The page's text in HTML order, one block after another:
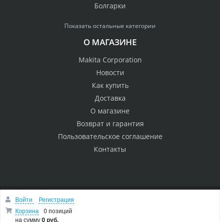
Болгарки
Показать остальные категории
О МАГАЗИНЕ
Makita Corporation
Новости
Как купить
Доставка
О магазине
Возврат и гарантия
Пользовательское соглашение
Контакты
© 2005 Сервисный центр Макита
Войти
Регистрация
Корзина
0 позиций
на сумму0 руб.